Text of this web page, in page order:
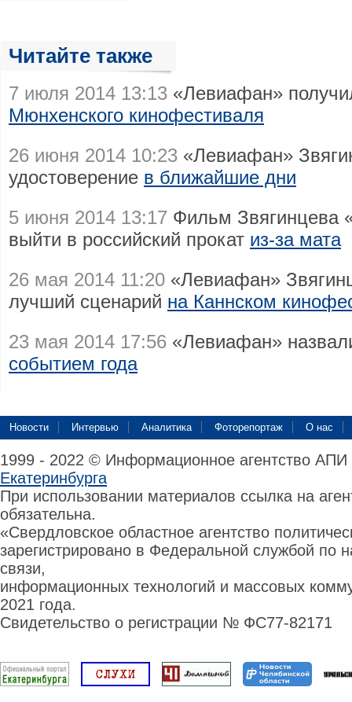
Читайте также
7 июля 2014 13:13 «Левиафан»
Мюнхенского кинофестиваля
26 июня 2014 10:23 «Левиафан»
удостоверение в ближайшие дни
5 июня 2014 13:17 Фильм Звягинцева
выйти в российский прокат из-за мата
26 мая 2014 11:20 «Левиафан»
лучший сценарий на Каннском
23 мая 2014 17:56 «Левиафан»
событием года
Новости Интервью Аналитика Фоторепортаж О нас
1999 - 2022 © Информационное агентство
Екатеринбурга
При использовании материалов ссылка на
обязательна.
«Свердловское областное агентство
зарегистрировано в Федеральной службой по
связи,
информационных технологий и массовых
2021 года.
Свидетельство о регистрации № ФС77-82171